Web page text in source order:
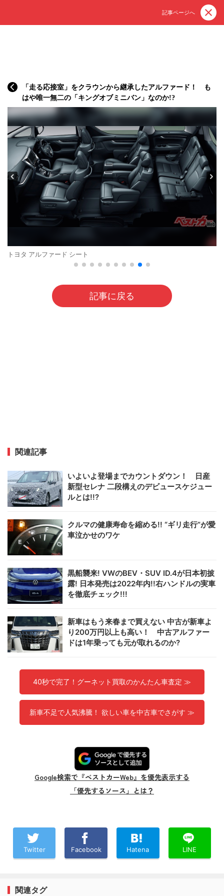
記事ページへ
「走る応接室」をクラウンから継承したアルファード！ も
はや唯一無二の「キングオブミニバン」なのか!?
トヨタ アルファード シート
記事に戻る
関連記事
いよいよ登場までカウントダウン！ 日産
新型セレナ 二段構えのデビュースケジュー
ルとは!!?
クルマの健康寿命を縮める!! “ギリ走行”が愛
車泣かせのワケ
黒船襲来! VWのBEV・SUV ID.4が日本初披
露! 日本発売は2022年内!!右ハンドルの実車
を徹底チェック!!!
新車はもう来春まで買えない 中古が新車よ
り200万円以上も高い！ 中古アルファー
ドは1年乗っても元が取れるのか?
40秒で完了！グーネット買取のかんたん車査定 ≫
新車不足で人気沸騰！ 欲しい車を中古車でさがす ≫
Google検索で『ベストカーWeb』を優先表示する
「優先するソース」とは？
Twitter Facebook Hatena LINE
関連タグ